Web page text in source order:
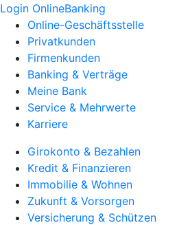
Login OnlineBanking
Online-Geschäftsstelle
Privatkunden
Firmenkunden
Banking & Verträge
Meine Bank
Service & Mehrwerte
Karriere
Girokonto & Bezahlen
Kredit & Finanzieren
Immobilie & Wohnen
Zukunft & Vorsorgen
Versicherung & Schützen